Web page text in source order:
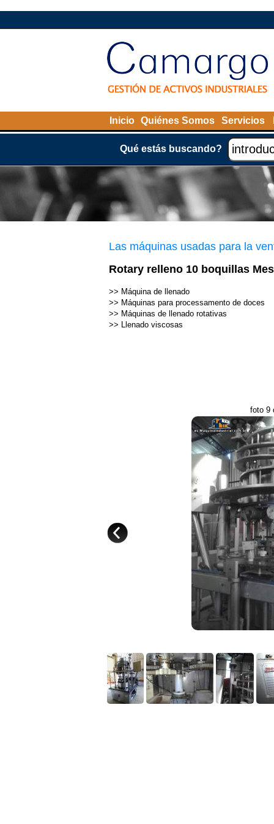
Inicio Quiénes Somos Servicios
Qué estás buscando?
Las máquinas usadas para la
Rotary relleno 10 boquillas
>> Máquina de llenado
>> Máquinas para processamento de doces
>> Máquinas de llenado rotativas
>> Llenado viscosas
foto 9